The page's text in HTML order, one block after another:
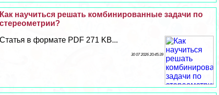
Как научиться решать комбинированные задачи по
стереометрии?
Статья в формате PDF 271 KB...
30 07 2026 20:45:39